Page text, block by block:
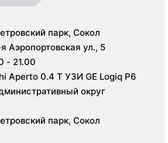
парк, Сокол
Аэропортовская ул., 5
- 21.00
Aperto 0.4 Т УЗИ GE Logiq P6
округ
парк, Сокол